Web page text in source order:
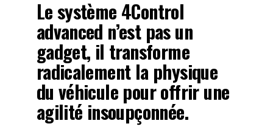
Le système 4Control
advanced n’est pas un
gadget, il transforme
radicalement la physique
du véhicule pour offrir une
agilité insoupçonnée.